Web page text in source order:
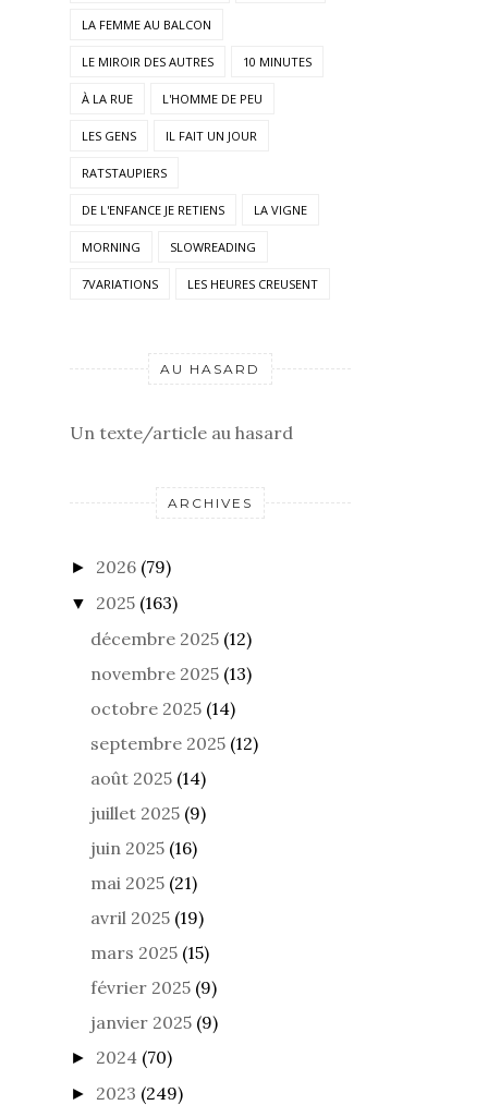
LA FEMME AU BALCON
LE MIROIR DES AUTRES 10 MINUTES
À LA RUE L'HOMME DE PEU
LES GENS IL FAIT UN JOUR
RATSTAUPIERS
DE L'ENFANCE JE RETIENS LA VIGNE
MORNING SLOWREADING
7VARIATIONS LES HEURES CREUSENT
AU HASARD
Un texte/article au hasard
ARCHIVES
► 2026 (79)
▼ 2025 (163)
décembre 2025 (12)
novembre 2025 (13)
octobre 2025 (14)
septembre 2025 (12)
août 2025 (14)
juillet 2025 (9)
juin 2025 (16)
mai 2025 (21)
avril 2025 (19)
mars 2025 (15)
février 2025 (9)
janvier 2025 (9)
► 2024 (70)
► 2023 (249)